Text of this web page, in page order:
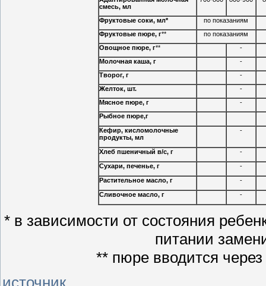
смесь, мл
Фруктовые соки, мл*
по показаниям
Фруктовые пюре, г**
по показаниям
Овощное пюре, г**
-
Молочная каша, г
-
Творог, г
-
Желток, шт.
-
Мясное пюре, г
-
Рыбное пюре,г
Кефир, кисломолочные
продукты, мл
-
Хлеб пшеничный в/c, г
-
Сухари, печенье, г
-
Растительное масло, г
-
Сливочное масло, г
-
* в зависимости от состояния
питании
** пюре вводится
источник